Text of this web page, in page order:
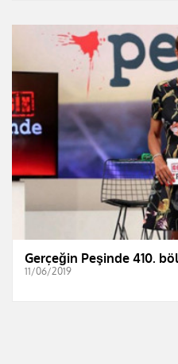
Gerçeğin Peşinde 410.
11/06/2019